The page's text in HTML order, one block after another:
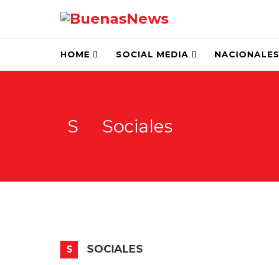
HOME SOCIAL MEDIA NACIONALES
S Sociales
S SOCIALES